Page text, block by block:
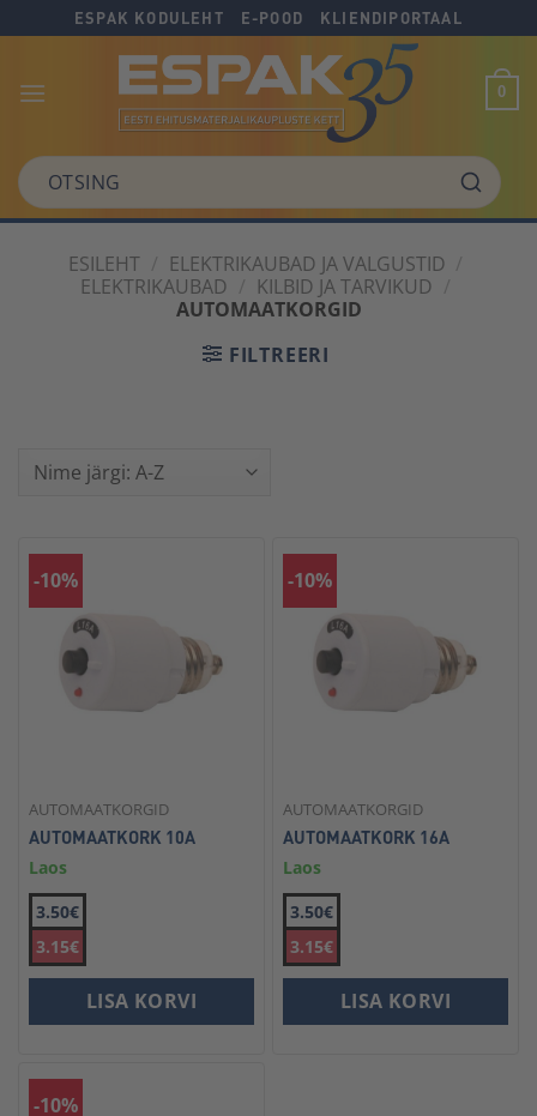
to
to
to
ESPAK KODULEHT E-POOD KLIENDIPORTAAL
OTSING
0
ESILEHT / ELEKTRIKAUBAD JA VALGUSTID /
ELEKTRIKAUBAD / KILBID JA TARVIKUD /
AUTOMAATKORGID
FILTREERI
-10%
AUTOMAATKORGID
AUTOMAATKORK 10A
Laos
3.50€
3.15€
LISA KORVI
-10%
AUTOMAATKORGID
AUTOMAATKORK 16A
Laos
3.50€
3.15€
LISA KORVI
-10%